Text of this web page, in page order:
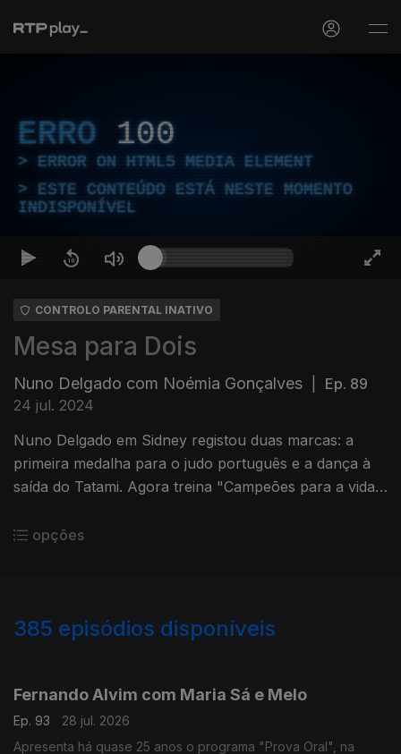
ERRO 100
ERROR ON HTML5 MEDIA ELEMENT
ESTE CONTEÚDO ESTÁ NESTE MOMENTO
INDISPONÍVEL
CONTROLO PARENTAL INATIVO
Mesa para Dois
Nuno Delgado com Noémia Gonçalves
Ep. 89
24 jul. 2024
Nuno Delgado em Sidney registou duas marcas: a
primeira medalha para o judo português e a dança à
saída do Tatami. Agora treina "Campeões para a vida"
portuguesa.
opções
385 episódios disponíveis
Fernando Alvim com Maria Sá e Melo
Ep. 93
28 jul. 2026
Apresenta há quase 25 anos o programa "Prova Oral", na